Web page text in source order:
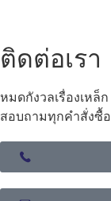
ติดต่อเรา
หมดกังวลเรื่องเหล็ก
สอบถามทุกคำสั่งซื้อ